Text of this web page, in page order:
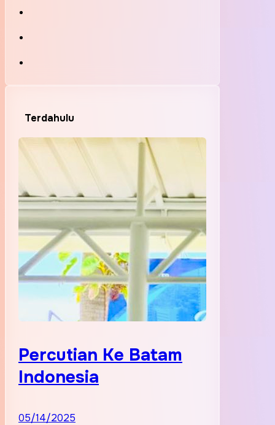
Terdahulu
Percutian Ke Batam
Indonesia
05/14/2025